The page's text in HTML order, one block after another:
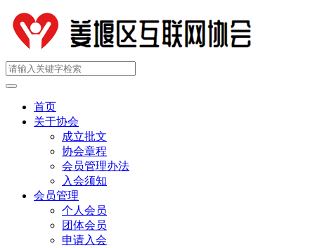
首页
关于协会
成立批文
协会章程
会员管理办法
入会须知
会员管理
个人会员
团体会员
申请入会